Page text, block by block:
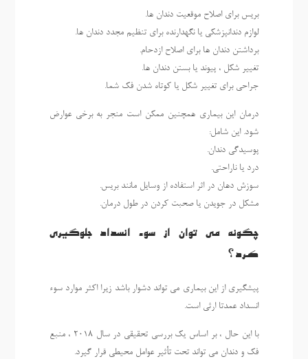
بریس برای اصلاح موقعیت دندان ها.
لوازم دندانپزشکی یا نگهدارنده برای تنظیم مجدد دندان ها.
برداشتن دندان ها برای اصلاح ازدحام.
تغییر شکل ، پیوند یا بستن دندان ها.
جراحی برای تغییر شکل یا کوتاه شدن فک شما.
درمان این بیماری همچنین ممکن است منجر به برخی عوارض
شود. این شامل:
پوسیدگی دندان.
درد یا ناراحتی.
سوزش دهان در اثر استفاده از وسایل مانند بریس.
مشکل در جویدن یا صحبت کردن در طول درمان.
چگونه می توان از سوء انسداد جلوگیری
کرد؟
پیشگیری از این بیماری می تواند دشوار باشد زیرا اکثر موارد سوء
انسداد عمدتا ارثی است.
با این حال ، بر اساس یک بررسی تحقیقی در سال 2018 ، منبع
فک و دندان می تواند تحت تأثیر عوامل محیطی قرار گیرد.